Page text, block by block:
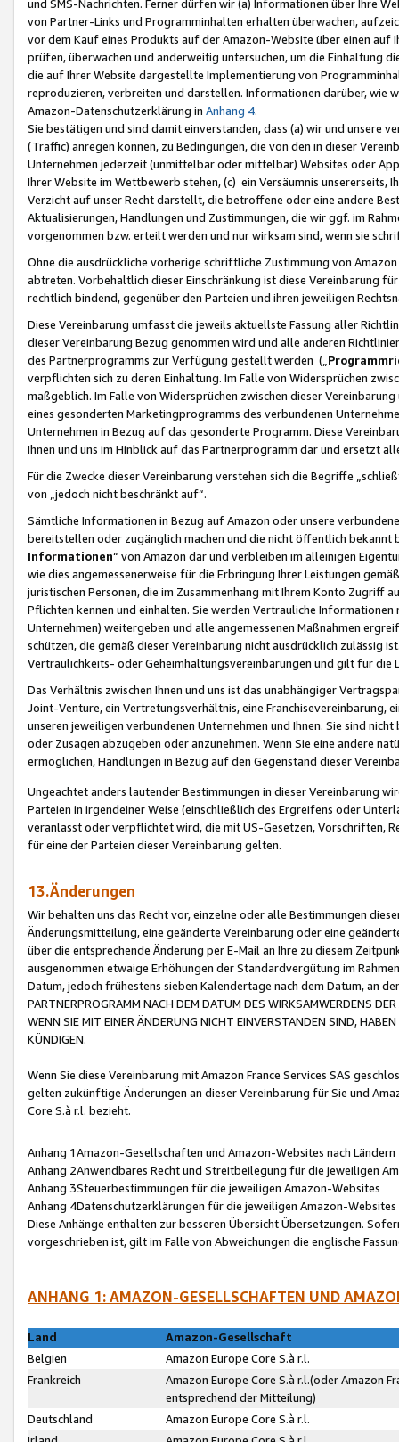
und SMS-Nachrichten. Ferner dürfen wir (a) Informationen über Ihre
von Partner-Links und Programminhalten erhalten überwachen,
vor dem Kauf eines Produkts auf der Amazon-Website über einen
prüfen, überwachen und anderweitig untersuchen, um die Einhaltung
die auf Ihrer Website dargestellte Implementierung von
reproduzieren, verbreiten und darstellen. Informationen darüber, wie
Amazon-Datenschutzerklärung in Anhang 4.
Sie bestätigen und sind damit einverstanden, dass (a) wir und
(Traffic) anregen können, zu Bedingungen, die von den in dieser
Unternehmen jederzeit (unmittelbar oder mittelbar) Websites oder
Ihrer Website im Wettbewerb stehen, (c) ein Versäumnis unsererseits,
Verzicht auf unser Recht darstellt, die betroffene oder eine andere
Aktualisierungen, Handlungen und Zustimmungen, die wir ggf. im
vorgenommen bzw. erteilt werden und nur wirksam sind, wenn sie
Ohne die ausdrückliche vorherige schriftliche Zustimmung von
abtreten. Vorbehaltlich dieser Einschränkung ist diese Vereinbarung
rechtlich bindend, gegenüber den Parteien und ihren jeweiligen
Diese Vereinbarung umfasst die jeweils aktuellste Fassung aller
dieser Vereinbarung Bezug genommen wird und alle anderen
des Partnerprogramms zur Verfügung gestellt werden („
verpflichten sich zu deren Einhaltung. Im Falle von Widersprüchen
maßgeblich. Im Falle von Widersprüchen zwischen dieser
eines gesonderten Marketingprogramms des verbundenen
Unternehmen in Bezug auf das gesonderte Programm. Diese
Ihnen und uns im Hinblick auf das Partnerprogramm dar und ersetzt
Für die Zwecke dieser Vereinbarung verstehen sich die Begriffe
von „jedoch nicht beschränkt auf“.
Sämtliche Informationen in Bezug auf Amazon oder unsere
bereitstellen oder zugänglich machen und die nicht öffentlich
Informationen“ von Amazon dar und verbleiben im alleinigen
wie dies angemessenerweise für die Erbringung Ihrer Leistungen
juristischen Personen, die im Zusammenhang mit Ihrem Konto
Pflichten kennen und einhalten. Sie werden Vertrauliche
Unternehmen) weitergeben und alle angemessenen Maßnahmen
schützen, die gemäß dieser Vereinbarung nicht ausdrücklich zulässig
Vertraulichkeits- oder Geheimhaltungsvereinbarungen und gilt für die
Das Verhältnis zwischen Ihnen und uns ist das unabhängiger
Joint-Venture, ein Vertretungsverhältnis, eine Franchisevereinbarung,
unseren jeweiligen verbundenen Unternehmen und Ihnen. Sie sind
oder Zusagen abzugeben oder anzunehmen. Wenn Sie eine andere
ermöglichen, Handlungen in Bezug auf den Gegenstand dieser
Ungeachtet anders lautender Bestimmungen in dieser Vereinbarung
Parteien in irgendeiner Weise (einschließlich des Ergreifens oder
veranlasst oder verpflichtet wird, die mit US-Gesetzen, Vorschriften,
für eine der Parteien dieser Vereinbarung gelten.
13.Änderungen
Wir behalten uns das Recht vor, einzelne oder alle Bestimmungen
Änderungsmitteilung, eine geänderte Vereinbarung oder eine
über die entsprechende Änderung per E-Mail an Ihre zu diesem
ausgenommen etwaige Erhöhungen der Standardvergütung im
Datum, jedoch frühestens sieben Kalendertage nach dem Datum, an
PARTNERPROGRAMM NACH DEM DATUM DES WIRKSAMWERDENS
WENN SIE MIT EINER ÄNDERUNG NICHT EINVERSTANDEN SIND,
KÜNDIGEN.
Wenn Sie diese Vereinbarung mit Amazon France Services SAS
gelten zukünftige Änderungen an dieser Vereinbarung für Sie und
Core S.à r.l. bezieht.
Anhang 1Amazon-Gesellschaften und Amazon-Websites nach Ländern
Anhang 2Anwendbares Recht und Streitbeilegung für die jeweiligen
Anhang 3Steuerbestimmungen für die jeweiligen Amazon-Websites
Anhang 4Datenschutzerklärungen für die jeweiligen Amazon-Websites
Diese Anhänge enthalten zur besseren Übersicht Übersetzungen.
vorgeschrieben ist, gilt im Falle von Abweichungen die englische
ANHANG 1: AMAZON-GESELLSCHAFTEN UND
Land
Amazon-Gesellschaft
Belgien
Amazon Europe Core S.à r.l.
Frankreich
Amazon Europe Core S.à r.l.(oder Amazon
entsprechend der Mitteilung)
Deutschland
Amazon Europe Core S.à r.l.